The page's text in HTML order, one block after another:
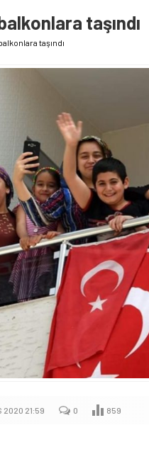
taşındı
taşındı
2020 21:59 0 859